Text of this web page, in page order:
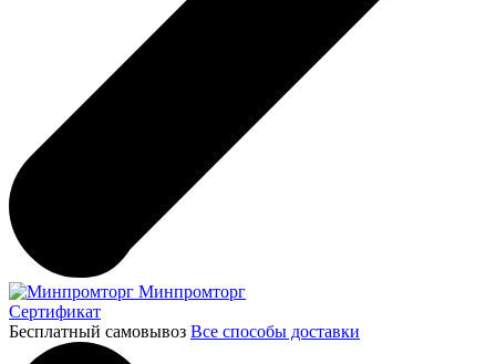
Минпромторг
Сертификат
Бесплатный самовывоз Все способы доставки